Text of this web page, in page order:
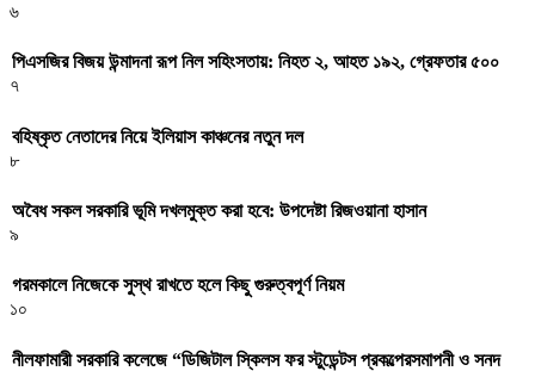
৬
পিএসজির বিজয় উন্মাদনা রূপ নিল সহিংসতায়: নিহত ২, আহত ১৯২, গ্রেফতার ৫০০
৭
বহিষ্কৃত নেতাদের নিয়ে ইলিয়াস কাঞ্চনের নতুন দল
৮
অবৈধ সকল সরকারি ভূমি দখলমুক্ত করা হবে: উপদেষ্টা রিজওয়ানা হাসান
৯
গরমকালে নিজেকে সুস্থ রাখতে হলে কিছু গুরুত্বপূর্ণ নিয়ম
১০
নীলফামারী সরকারি কলেজে “ডিজিটাল স্কিলস ফর স্টুডেন্টস প্রকল্পেরসমাপনী ও সনদ